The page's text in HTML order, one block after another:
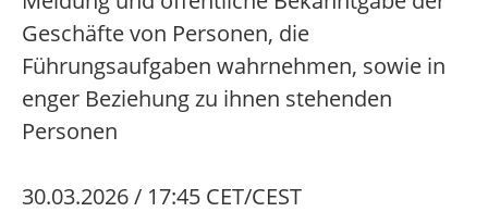
Geschäfte von Personen, die
Führungsaufgaben wahrnehmen, sowie in
enger Beziehung zu ihnen stehenden
Personen
30.03.2026 / 17:45 CET/CEST